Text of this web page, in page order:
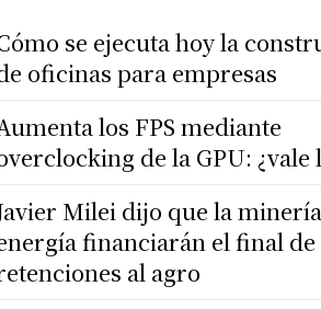
se ejecuta hoy la
oficinas para empresas
los FPS mediante
de la GPU: ¿vale
Milei dijo que la
financiarán el final de
al agro